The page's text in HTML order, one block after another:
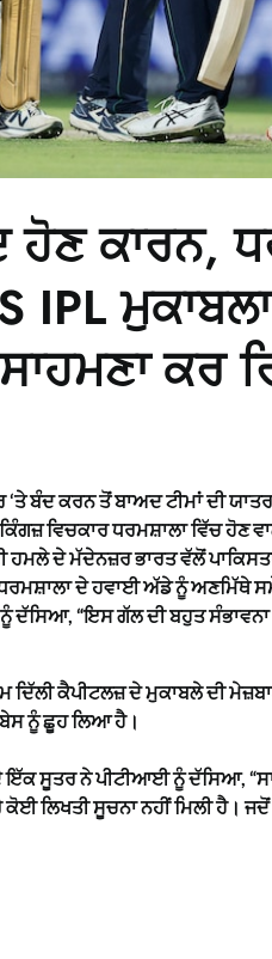
ਕਾਰਨ,
IPL
ਕਰ
ਬੰਦ ਕਰਨ ਤੋਂ ਬਾਅਦ ਟੀਮਾਂ ਦੀ
ਵਿਚਕਾਰ ਧਰਮਸ਼ਾਲਾ ਵਿੱਚ ਹੋਣ
ਹਮਲੇ ਦੇ ਮੱਦੇਨਜ਼ਰ ਭਾਰਤ ਵੱਲੋਂ
ਦੇ ਹਵਾਈ ਅੱਡੇ ਨੂੰ ਅਣਮਿੱਥੇ
“ਇਸ ਗੱਲ ਦੀ ਬਹੁਤ ਸੰਭਾਵਨਾ
ਦਿੱਲੀ ਕੈਪੀਟਲਜ਼ ਦੇ ਮੁਕਾਬਲੇ ਦੀ
ਨੂੰ ਛੂਹ ਲਿਆ ਹੈ।
ਸੂਤਰ ਨੇ ਪੀਟੀਆਈ ਨੂੰ ਦੱਸਿਆ,
ਲਿਖਤੀ ਸੂਚਨਾ ਨਹੀਂ ਮਿਲੀ ਹੈ।